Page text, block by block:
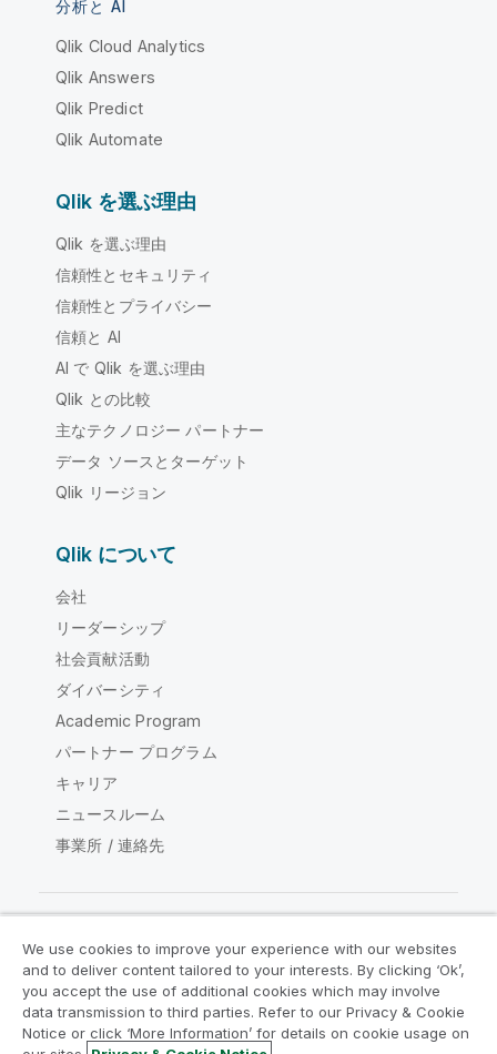
分析と AI
Qlik Cloud Analytics
Qlik Answers
Qlik Predict
Qlik Automate
Qlik を選ぶ理由
Qlik を選ぶ理由
信頼性とセキュリティ
信頼性とプライバシー
信頼と AI
AI で Qlik を選ぶ理由
Qlik との比較
主なテクノロジー パートナー
データ ソースとターゲット
Qlik リージョン
Qlik について
会社
リーダーシップ
社会貢献活動
ダイバーシティ
Academic Program
パートナー プログラム
キャリア
ニュースルーム
事業所 / 連絡先
Qlik コミュニティ
法的契約 製品規約
Legal Policies
リーガルポリシー
利用規約
We use cookies to improve your experience with our websites
and to deliver content tailored to your interests. By clicking ‘Ok’,
you accept the use of additional cookies which may involve
data transmission to third parties. Refer to our Privacy & Cookie
Notice or click ‘More Information’ for details on cookie usage on